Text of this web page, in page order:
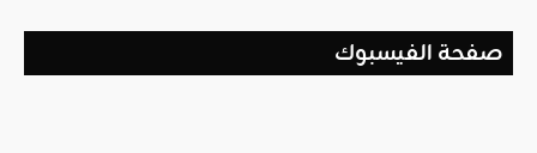
صفحة الفيسبوك